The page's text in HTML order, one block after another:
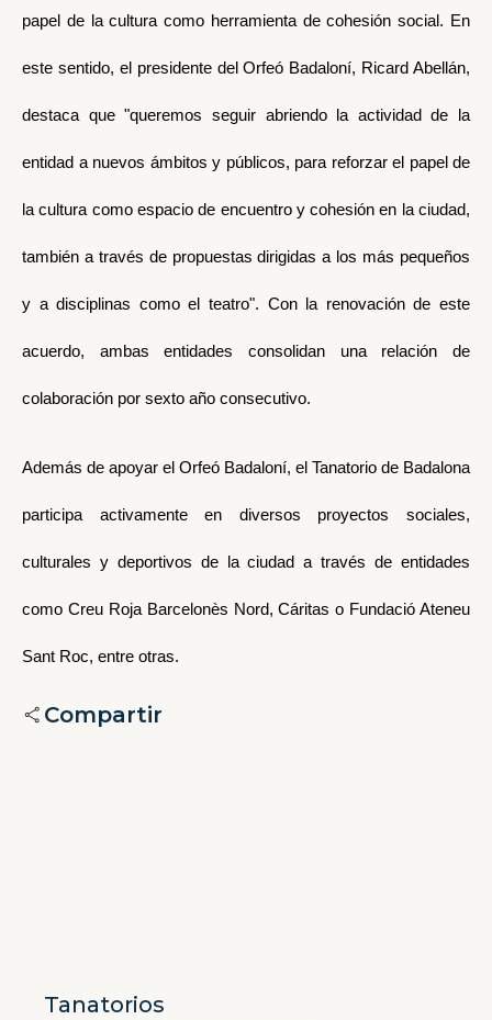
papel de la cultura como herramienta de cohesión social. En
este sentido, el presidente del Orfeó Badaloní, Ricard Abellán,
destaca que "queremos seguir abriendo la actividad de la
entidad a nuevos ámbitos y públicos, para reforzar el papel de
la cultura como espacio de encuentro y cohesión en la ciudad,
también a través de propuestas dirigidas a los más pequeños
y a disciplinas como el teatro". Con la renovación de este
acuerdo, ambas entidades consolidan una relación de
colaboración por sexto año consecutivo.
Además de apoyar el Orfeó Badaloní, el Tanatorio de Badalona
participa activamente en diversos proyectos sociales,
culturales y deportivos de la ciudad a través de entidades
como Creu Roja Barcelonès Nord, Cáritas o Fundació Ateneu
Sant Roc, entre otras.
Compartir
Tanatorios